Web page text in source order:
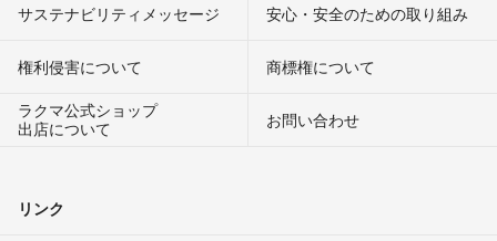
サステナビリティメッセージ 安心・安全のための取り組み
権利侵害について
商標権について
ラクマ公式ショップ
出店について
お問い合わせ
リンク